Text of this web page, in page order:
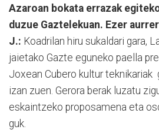
Azaroan bokata errazak
duzue Gaztelekuan. Ezer
J.: Koadrilan hiru sukaldari gara,
jaietako Gazte eguneko paella
Joxean Cubero kultur teknikariak
izan zuen. Gerora berak luzatu
eskaintzeko proposamena eta
guk.